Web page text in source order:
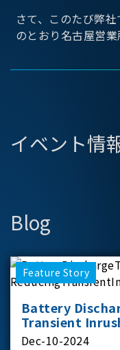
さて、このたび弊
のとおり名古屋営
イベント情
Blog
Feature Story
Battery
Transient
Dec-10-2024